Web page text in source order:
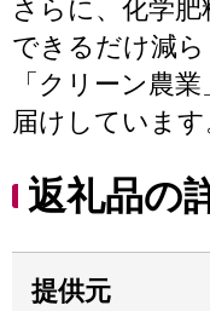
さらに、化学
できるだけ減ら
「クリーン農
届けしています
返礼品の
提供元